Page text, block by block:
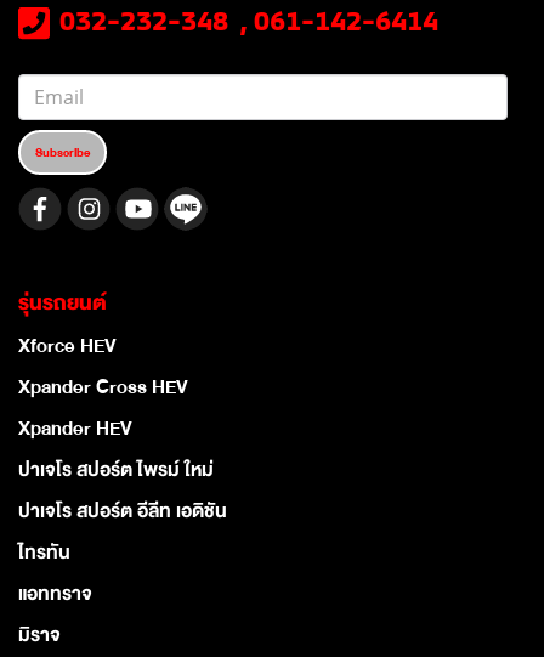
032-232-348 , 061-142-6414
Subscribe
รุ่นรถยนต์
Xforce HEV
Xpander Cross HEV
Xpander HEV
ปาเจโร สปอร์ต ไพรม์ ใหม่
ปาเจโร สปอร์ต อีลีท เอดิชัน
ไทรทัน
แอททราจ
มิราจ